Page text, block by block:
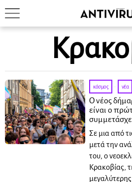
κόσμος · νέα
Ο νέος
είναι ο
Σε μια από
μετά την
του, ο
Κρακοβίας,